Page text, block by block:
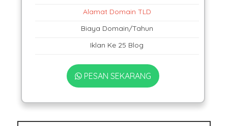
Alamat Domain TLD
Biaya Domain/Tahun
Iklan Ke 25 Blog
PESAN SEKARANG